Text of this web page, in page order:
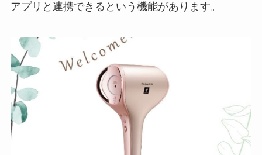
アプリと連携できるという機能があります。